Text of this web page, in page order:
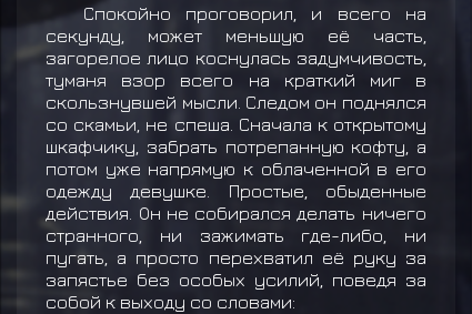
Спокойно проговорил, и всего на
секунду, может меньшую её часть,
загорелое лицо коснулась задумчивость,
туманя взор всего на краткий миг в
скользнувшей мысли. Следом он поднялся
со скамьи, не спеша. Сначала к открытому
шкафчику, забрать потрепанную кофту, а
потом уже напрямую к облаченной в его
одежду девушке. Простые, обыденные
действия. Он не собирался делать ничего
странного, ни зажимать где-либо, ни
пугать, а просто перехватил её руку за
запястье без особых усилий, поведя за
собой к выходу со словами: